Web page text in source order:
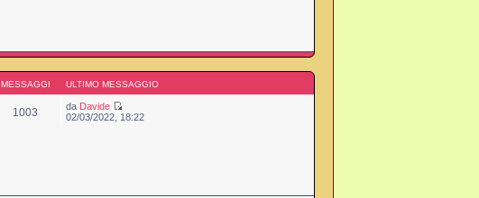
MESSAGGI ULTIMO MESSAGGIO
1003 da Davide
02/03/2022, 18:22